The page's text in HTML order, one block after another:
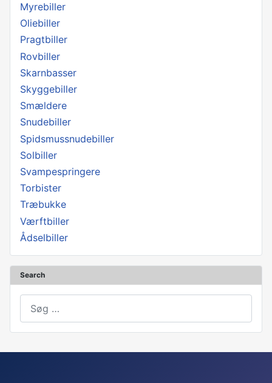
Myrebiller
Oliebiller
Pragtbiller
Rovbiller
Skarnbasser
Skyggebiller
Smældere
Snudebiller
Spidsmussnudebiller
Solbiller
Svampespringere
Torbister
Træbukke
Værftbiller
Ådselbiller
Search